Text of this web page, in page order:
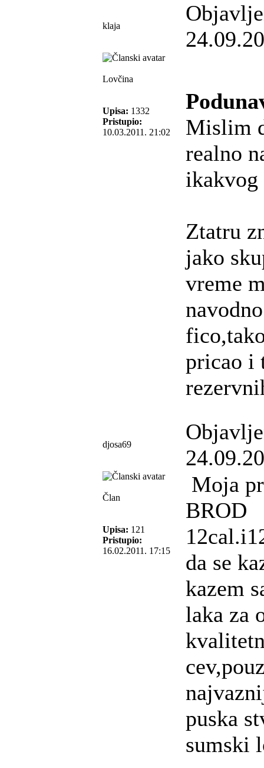
klaja
Lovčina
Upisa: 1332
Pristupio:
10.03.2011. 21:02
Mislim
realno
ikakvog
Ztatru
jako
vreme
pricao i
djosa69
Član
Upisa: 121
Pristupio:
16.02.2011. 17:15
Moja
BROD
da se
kazem
laka za
puska
sumski